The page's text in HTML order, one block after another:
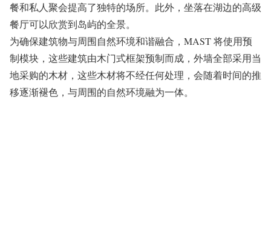
餐和私人聚会提高了独特的场所。此外，坐落在湖边的高级
餐厅可以欣赏到岛屿的全景。
为确保建筑物与周围自然环境和谐融合，MAST 将使用预
制模块，这些建筑由木门式框架预制而成，外墙全部采用当
地采购的木材，这些木材将不经任何处理，会随着时间的推
移逐渐褪色，与周围的自然环境融为一体。